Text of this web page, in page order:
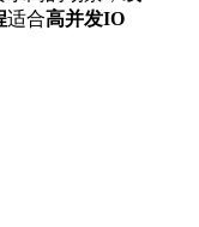
适合高并发IO